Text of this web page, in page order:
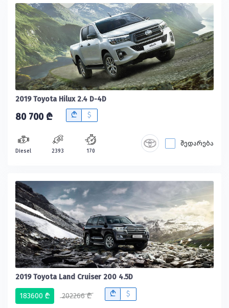
2019 Toyota Hilux 2.4 D-4D
80 700 ₾ B $
Diesel 2393 170
შედარება
2019 Toyota Land Cruiser 200 4.5D
183600 ₾ 202266 ₾ B $